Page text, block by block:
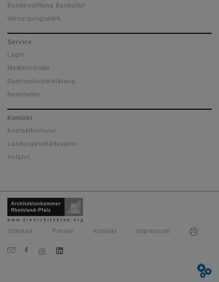
Bundesstiftung Baukultur
Versorgungswerk
Service
Login
Mediencenter
Datenschutzerklärung
Newsletter
Kontakt
Kontaktformular
Landesgeschäftsstelle
Anfahrt
Sitemap Presse Kontakt Impressum